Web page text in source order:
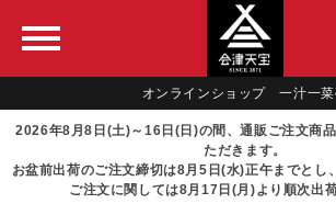
オンラインショップ 一汁一
2026年8月8日(土)～16日(日)の間、通販ご注文商
ただきます。
お盆前出荷のご注文締切は8月5日(水)正午までとし
ご注文に関しては8月17日(月)より順次出